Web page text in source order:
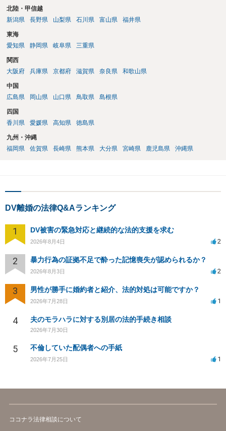
北陸・甲信越
新潟県
長野県 山梨県 石川県 富山県 福井県
東海
愛知県
静岡県 岐阜県 三重県
関西
大阪府
兵庫県 京都府 滋賀県 奈良県 和歌山県
中国
広島県
岡山県 山口県 鳥取県 島根県
四国
香川県
愛媛県 高知県 徳島県
九州・沖縄
福岡県
佐賀県 長崎県 熊本県 大分県 宮崎県 鹿児島県 沖縄県
DV離婚の法律Q&Aランキング
1 DV被害の緊急対応と継続的な法的支援を求む
2026年8月4日 2
2 暴力行為の証拠不足で酔った記憶喪失が認められるか？
2026年8月3日 2
3 男性が勝手に婚約者と紹介、法的対処は可能ですか？
2026年7月28日 1
4 夫のモラハラに対する別居の法的手続き相談
2026年7月30日
5 不倫していた配偶者への手紙
2026年7月25日 1
ココナラ法律相談について